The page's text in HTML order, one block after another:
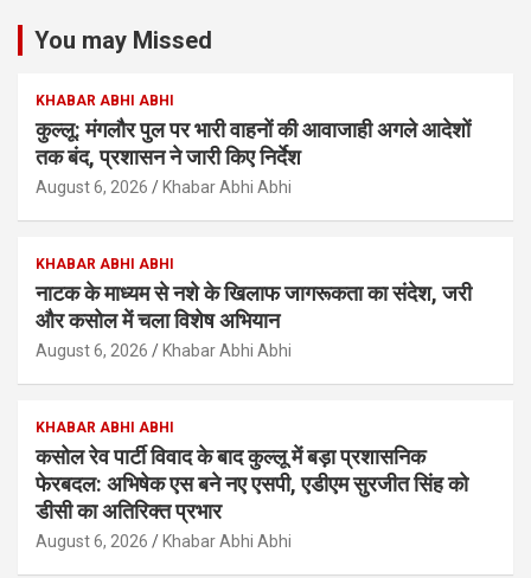
You may Missed
KHABAR ABHI ABHI
कुल्लू: मंगलौर पुल पर भारी वाहनों की आवाजाही अगले आदेशों
तक बंद, प्रशासन ने जारी किए निर्देश
August 6, 2026 Khabar Abhi Abhi
KHABAR ABHI ABHI
नाटक के माध्यम से नशे के खिलाफ जागरूकता का संदेश, जरी
और कसोल में चला विशेष अभियान
August 6, 2026 Khabar Abhi Abhi
KHABAR ABHI ABHI
कसोल रेव पार्टी विवाद के बाद कुल्लू में बड़ा प्रशासनिक
फेरबदल: अभिषेक एस बने नए एसपी, एडीएम सुरजीत सिंह को
डीसी का अतिरिक्त प्रभार
August 6, 2026 Khabar Abhi Abhi